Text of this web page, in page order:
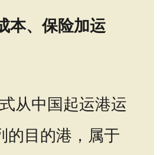
本、保险加运
从中国起运港运
的目的港，属于